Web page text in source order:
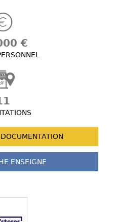
€
DOCUMENTATION
ENSEIGNE